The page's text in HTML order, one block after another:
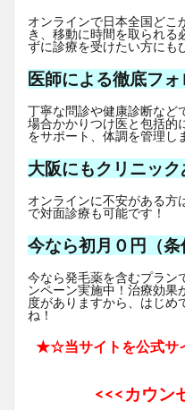
オンラインで日本全国どこ
き、移動に時間を取られる
ずに診療を受けたい方にも
医師による徹底フォ
丁寧な問診や健康診断など
場合かかりつけ医と包括的
をサポート、体調を管理し
大阪にもクリニック
オンラインに不安がある方
で対面診療も可能です！
今なら初月０円（
今なら発毛薬を含むプラン
ンペーン実施中！治療効果
度がありますから、はじめ
ね！
★☆当サイトを公式サ
<<<カウン